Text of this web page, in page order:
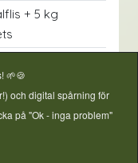
+ 5 kg
till höst
(Svamphuset)
°C
🌱🍪
och digital spårning för
på "Ok - inga problem"